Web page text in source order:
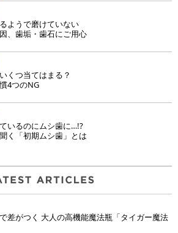
ようで磨けていない
、歯垢・歯石にご用心
くつ当てはまる？
4つのNG
いるのにムシ歯に…!?
く「初期ムシ歯」とは
差がつく 大人の高機能魔法瓶「タイガー魔法